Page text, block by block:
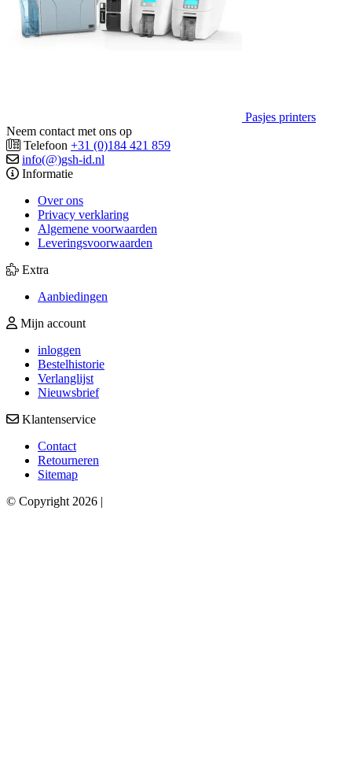
Pasjes printers
Neem contact met ons op
Telefoon +31 (0)184 421 859
info(@)gsh-id.nl
Informatie
Over ons
Privacy verklaring
Algemene voorwaarden
Leveringsvoorwaarden
Extra
Aanbiedingen
Mijn account
inloggen
Bestelhistorie
Verlanglijst
Nieuwsbrief
Klantenservice
Contact
Retourneren
Sitemap
© Copyright 2026 |